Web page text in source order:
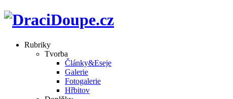
Rubriky
Tvorba
Články&Eseje
Galerie
Fotogalerie
Hřbitov